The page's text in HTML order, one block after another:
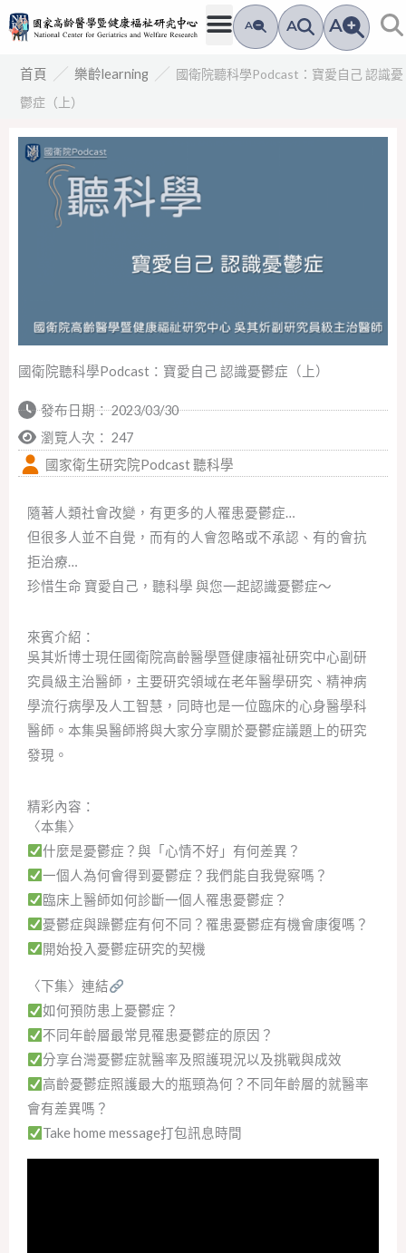
跳
至
A A A
首頁 ／ 樂齡learning ／ 國衛院聽科學Podcast：寶愛自己 認識憂
鬱症（上）
國衛院聽科學Podcast：寶愛自己 認識憂鬱症（上）
發布日期：2023/03/30
瀏覽人次： 247
國家衛生研究院Podcast 聽科學
隨著人類社會改變，有更多的人罹患憂鬱症…
但很多人並不自覺，而有的人會忽略或不承認、有的會抗
拒治療…
珍惜生命 寶愛自己，聽科學 與您一起認識憂鬱症～
來賓介紹：
吳其炘博士現任國衛院高齡醫學暨健康福祉研究中心副研
究員級主治醫師，主要研究領域在老年醫學研究、精神病
學流行病學及人工智慧，同時也是一位臨床的心身醫學科
醫師。本集吳醫師將與大家分享關於憂鬱症議題上的研究
發現。
精彩內容：
〈本集〉
什麼是憂鬱症？與「心情不好」有何差異？
一個人為何會得到憂鬱症？我們能自我覺察嗎？
臨床上醫師如何診斷一個人罹患憂鬱症？
憂鬱症與躁鬱症有何不同？罹患憂鬱症有機會康復嗎？
開始投入憂鬱症研究的契機
〈下集〉 連結
如何預防患上憂鬱症？
不同年齡層最常見罹患憂鬱症的原因？
分享台灣憂鬱症就醫率及照護現況以及挑戰與成效
高齡憂鬱症照護最大的瓶頸為何？不同年齡層的就醫率
會有差異嗎？
Take home message打包訊息時間